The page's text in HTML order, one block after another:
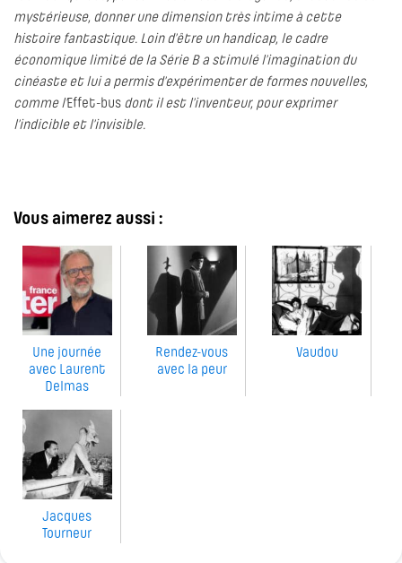
mystérieuse, donner une dimension très intime à cette
histoire fantastique. Loin d’être un handicap, le cadre
économique limité de la Série B a stimulé l’imagination du
cinéaste et lui a permis d’expérimenter de formes nouvelles,
comme l’Effet-bus dont il est l’inventeur, pour exprimer
l’indicible et l’invisible.
Vous aimerez aussi :
Une journée
avec Laurent
Delmas
Rendez-vous
avec la peur
Vaudou
Jacques
Tourneur